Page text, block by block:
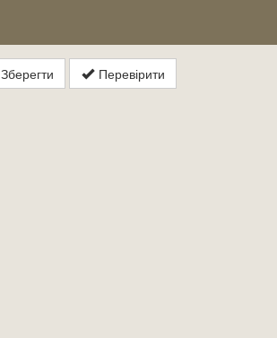
Зберегти Перевірити